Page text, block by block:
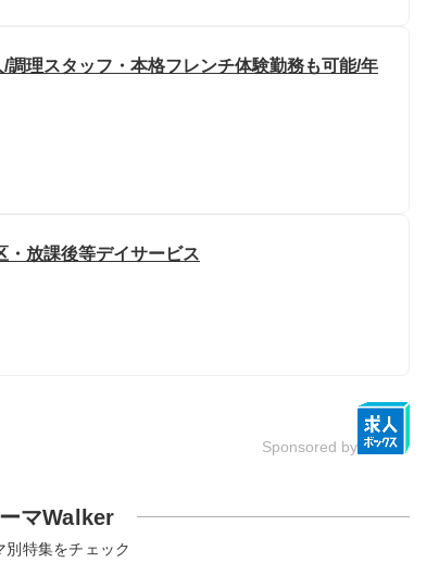
理スタッフ・本格フレンチ体験勤務も可能/年
・放課後等デイサービス
Sponsored by
マWalker
別特集をチェック